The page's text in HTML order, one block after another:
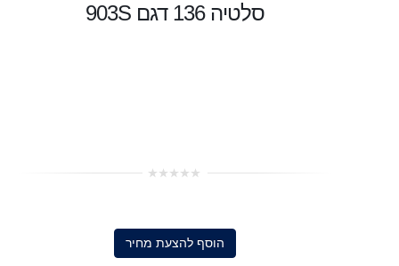
סלטיה 136 דגם 903S
הוסף להצעת מחיר